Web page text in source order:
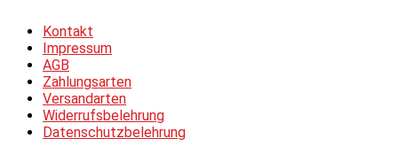
Kontakt
Impressum
AGB
Zahlungsarten
Versandarten
Widerrufsbelehrung
Datenschutzbelehrung